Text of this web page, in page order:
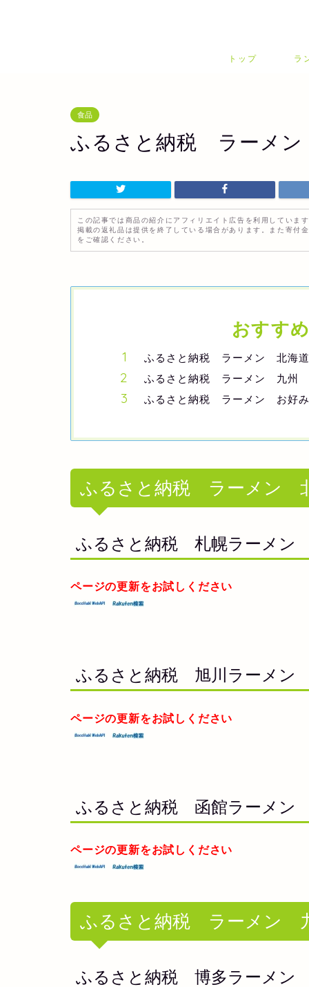
トップ ラ
食品
ふるさと納税 ラーメ
この記事では商品の紹介にアフィリエイト広告を利用していま
掲載の返礼品は提供を終了している場合があります。また寄付
をご確認ください。
おすす
ふるさと納税 ラーメン 北海道
ふるさと納税 ラーメン 九州
ふるさと納税 ラーメン お好み
ふるさと納税 ラーメン
ふるさと納税 札幌ラーメン
ページの更新をお試しください
ふるさと納税 旭川ラーメン
ページの更新をお試しください
ふるさと納税 函館ラーメン
ページの更新をお試しください
ふるさと納税 ラーメン
ふるさと納税 博多ラーメン